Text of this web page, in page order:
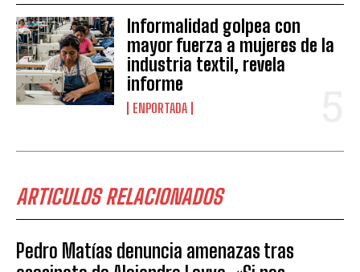
Informalidad golpea con
mayor fuerza a mujeres de la
industria textil, revela
informe
ENPORTADA
ARTICULOS RELACIONADOS
Pedro Matías denuncia amenazas tras